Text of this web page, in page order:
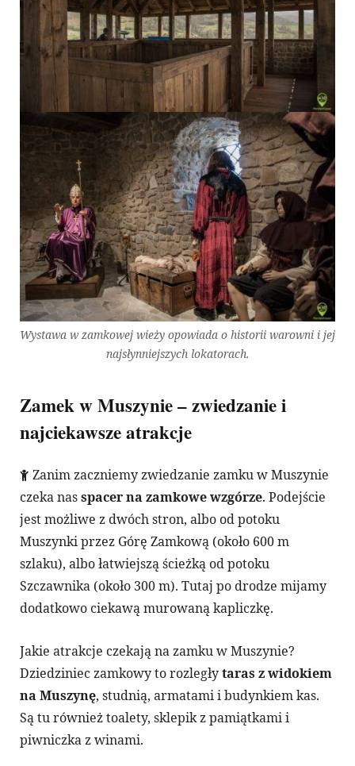
Wystawa w zamkowej wieży opowiada o historii warowni i jej
najsłynniejszych lokatorach.
Zamek w Muszynie – zwiedzanie i
najciekawsze atrakcje
Zanim zaczniemy zwiedzanie zamku w Muszynie
czeka nasspacer na zamkowe wzgórze. Podejście
jest możliwe z dwóch stron, albo od potoku
Muszynki przez Górę Zamkową (około 600 m
szlaku), albo łatwiejszą ścieżką od potoku
Szczawnika (około 300 m). Tutaj po drodze mijamy
dodatkowo ciekawą murowaną kapliczkę.
Jakie atrakcje czekają na zamku w Muszynie?
Dziedziniec zamkowy to rozległytaras z widokiem
na Muszynę, studnią, armatami i budynkiem kas.
Są tu również toalety, sklepik z pamiątkami i
piwniczka z winami.